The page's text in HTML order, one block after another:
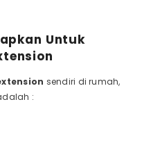
Untuk
sendiri di rumah,
: